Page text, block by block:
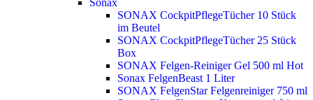
SONAX CockpitPflegeTücher 10 Stück
im Beutel
SONAX CockpitPflegeTücher 25 Stück
Box
SONAX Felgen-Reiniger Gel 500 ml Hot
Sonax FelgenBeast 1 Liter
SONAX FelgenStar Felgenreiniger 750 ml